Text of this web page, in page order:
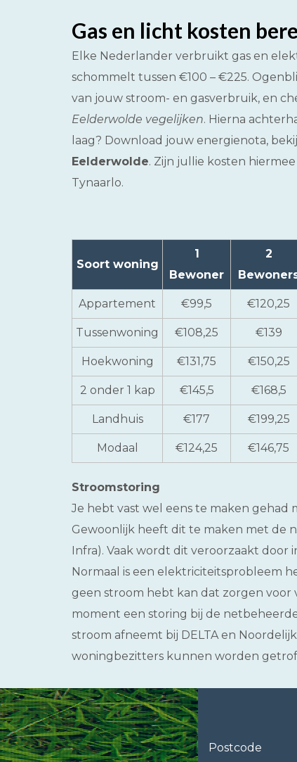
Gas en licht kosten
Elke Nederlander verbruikt gas en
schommelt tussen €100 – €225.
van jouw stroom- en gasverbruik, en
Eelderwolde vegelijken. Hierna
laag? Download jouw energienota,
Eelderwolde. Zijn jullie kosten
Tynaarlo.
Soort woning
1
Bewoner
2
Appartement €99,5 €120,25
Tussenwoning €108,25 €139
Hoekwoning €131,75 €150,25
2 onder 1 kap €145,5 €168,5
Landhuis €177 €199,25
Modaal €124,25 €146,75
Stroomstoring
Je hebt vast wel eens te maken
Gewoonlijk heeft dit te maken met de
Infra). Vaak wordt dit veroorzaakt door
Normaal is een elektriciteitsprobleem
geen stroom hebt kan dat zorgen voor
moment een storing bij de
stroom afneemt bij DELTA en
woningbezitters kunnen worden
Postcode